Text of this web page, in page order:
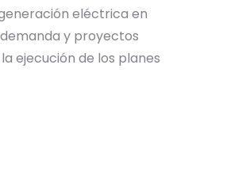
eléctrica en
y proyectos
ejecución de los planes